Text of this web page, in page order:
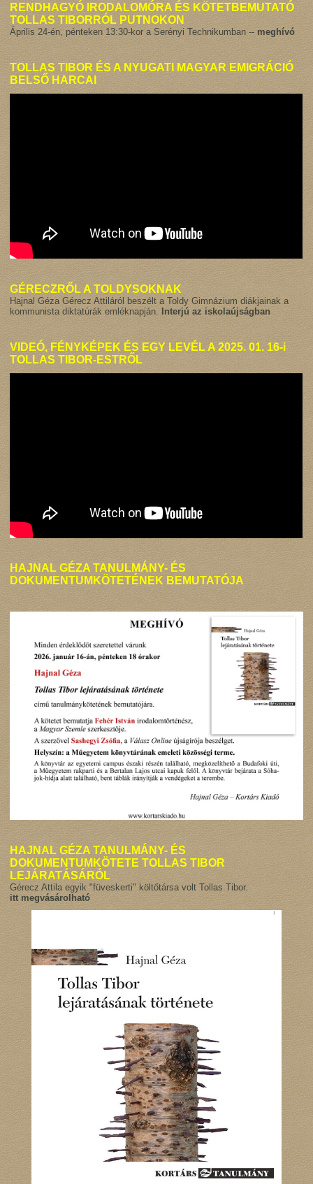
RENDHAGYÓ IRODALOMÓRA ÉS KÖTETBEMUTATÓ
TOLLAS TIBORRÓL PUTNOKON
Április 24-én, pénteken 13:30-kor a Serényi Technikumban -- meghívó
TOLLAS TIBOR ÉS A NYUGATI MAGYAR EMIGRÁCIÓ
BELSŐ HARCAI
GÉRECZRŐL A TOLDYSOKNAK
Hajnal Géza Gérecz Attiláról beszélt a Toldy Gimnázium diákjainak a
kommunista diktatúrák emléknapján.Interjú az iskolaújságban
VIDEÓ, FÉNYKÉPEK ÉS EGYLEVÉLA 2025. 01. 16-i
TOLLAS TIBOR-ESTRŐL
HAJNAL GÉZA TANULMÁNY- ÉS
DOKUMENTUMKÖTETÉNEK BEMUTATÓJA
HAJNAL GÉZA TANULMÁNY- ÉS
DOKUMENTUMKÖTETE TOLLAS TIBOR
LEJÁRATÁSÁRÓL
Gérecz Attila egyik "füveskerti" költőtársa volt Tollas Tibor.
itt megvásárolható